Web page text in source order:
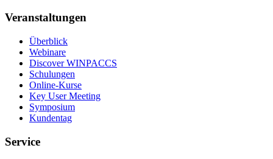
Veranstaltungen
Überblick
Webinare
Discover WINPACCS
Schulungen
Online-Kurse
Key User Meeting
Symposium
Kundentag
Service